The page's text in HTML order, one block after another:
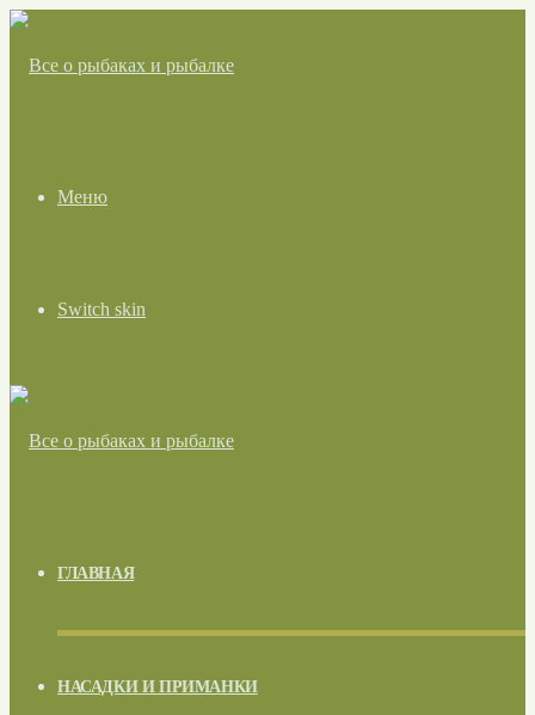
Меню
Switch skin
ГЛАВНАЯ
НАСАДКИ И ПРИМАНКИ